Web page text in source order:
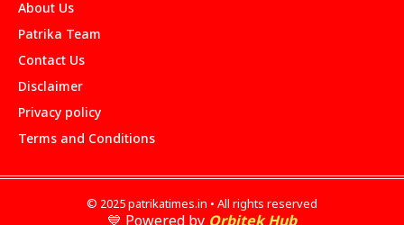
About Us
Patrika Team
Contact Us
Disclaimer
Privacy policy
Terms and Conditions
© 2025 patrikatimes.in • All rights reserved